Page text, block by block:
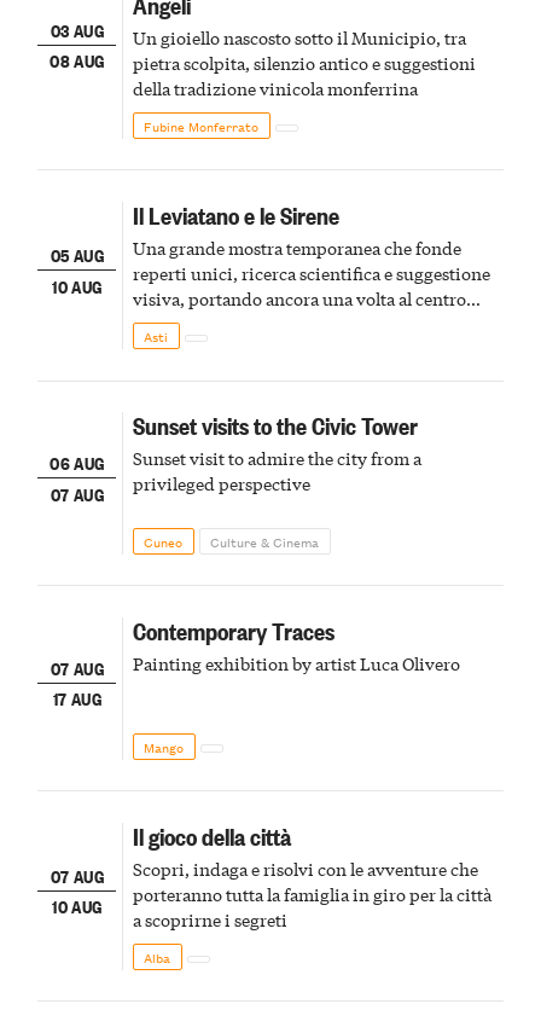
03 AUG
08 AUG
Un gioiello nascosto sotto il Municipio, tra
pietra scolpita, silenzio antico e suggestioni
della tradizione vinicola monferrina
Fubine Monferrato
05 AUG
10 AUG
Il Leviatano e le Sirene
Una grande mostra temporanea che fonde
reperti unici, ricerca scientifica e suggestione
visiva, portando ancora una volta al centro
della scena le meraviglie del passato astigiano
Asti
06 AUG
07 AUG
Sunset visits to the Civic Tower
Sunset visit to admire the city from a
privileged perspective
Cuneo Culture & Cinema
07 AUG
17 AUG
Contemporary Traces
Painting exhibition by artist Luca Olivero
Mango
07 AUG
10 AUG
Il gioco della città
Scopri, indaga e risolvi con le avventure che
porteranno tutta la famiglia in giro per la città
a scoprirne i segreti
Alba